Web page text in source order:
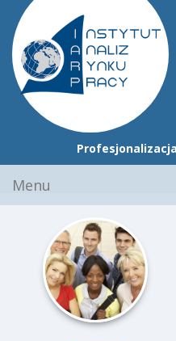
treści
Menu